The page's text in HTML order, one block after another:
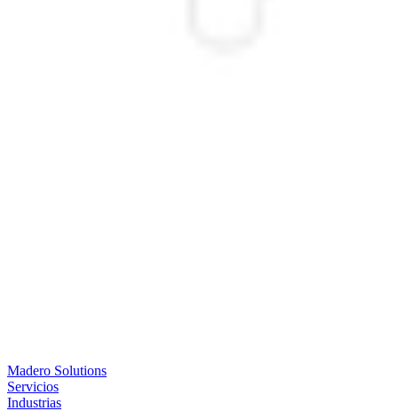
Madero Solutions
Servicios
Industrias